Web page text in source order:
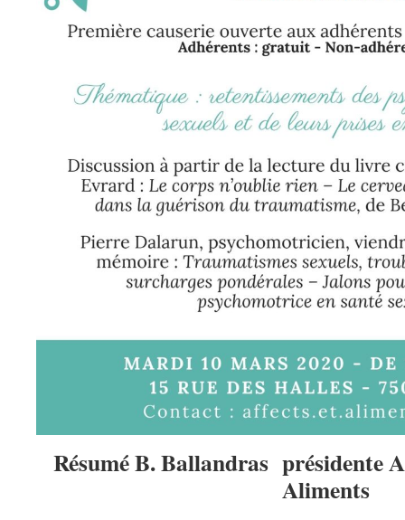
Résumé B. Ballandras présidente
Aliments